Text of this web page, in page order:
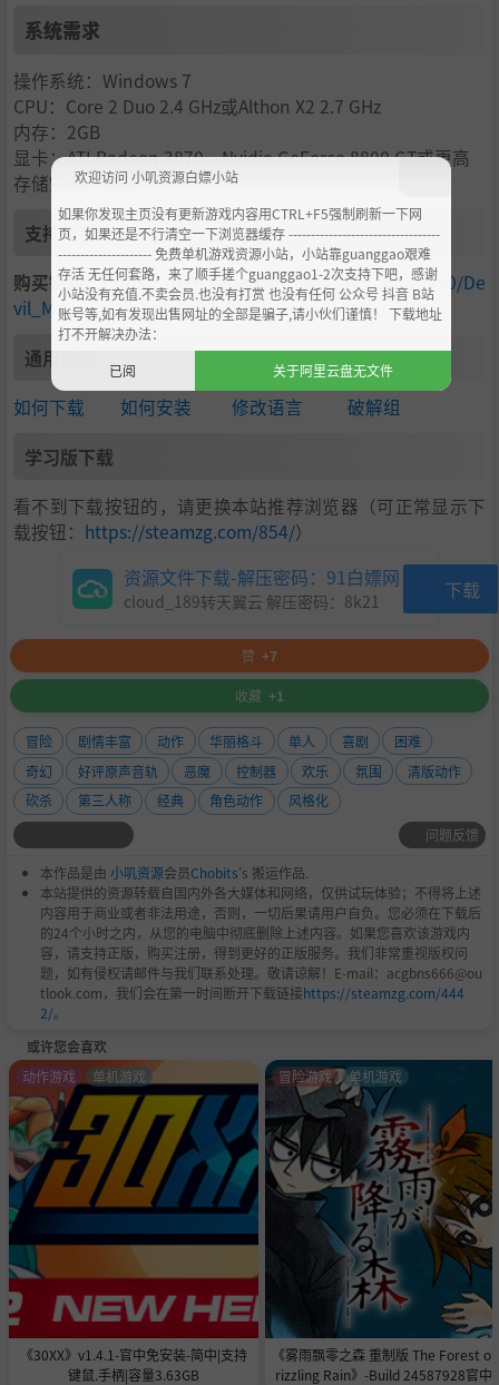
系统需求
操作系统：Windows 7
CPU：Core 2 Duo 2.4 GHz或Althon X2 2.7 GHz
内存：2GB
显卡：ATI Radeon 3870、Nvidia GeForce 8800 GT或更高
存储空间：1GB
支持作者
购买链接：https://store.steampowered.com/app/6550/De
vil_May_Cry_3_Special_Edition/
通用教程
如何下载 如何安装 修改语言 破解组
学习版下载
看不到下载按钮的，请更换本站推荐浏览器（可正常显示下
载按钮： https://steamzg.com/854/）
资源文件下载-解压密码：91白嫖网
cloud_189转天翼云 解压密码： 8k21 下载
赞 +7
收藏 +1
冒险 剧情丰富 动作 华丽格斗 单人 喜剧
困难
奇幻
好评原声音轨 恶魔 控制器 欢乐 氛围
清版动作
砍杀
第三人称 经典 角色动作
风格化
问题反馈
本作品是由 小叽资源会员Chobits's 搬运作品.
本站提供的资源转载自国内外各大媒体和网络，仅供试玩体验；不得将上述
内容用于商业或者非法用途，否则，一切后果请用户自负。您必须在下载后
的24个小时之内，从您的电脑中彻底删除上述内容。如果您喜欢该游戏内
容，请支持正版，购买注册，得到更好的正版服务。我们非常重视版权问
题，如有侵权请邮件与我们联系处理。敬请谅解！E-mail：acgbns666@ou
tlook.com，我们会在第一时间断开下载链接https://steamzg.com/444
2/。
或许您会喜欢
《30XX》v1.4.1-官中免安装-简中|支持
键鼠.手柄|容量3.63GB
动作游戏 单机游戏
《雾雨飘零之森 重制版 The Forest of
rizzling Rain》-Build 24587928官中
冒险游戏 单机游戏
欢迎访问 小叽资源白嫖小站
如果你发现主页没有更新游戏内容用CTRL+F5强制刷新一下网
页，如果还是不行清空一下浏览器缓存 ----------------------------------
--------------------- 免费单机游戏资源小站，小站靠guanggao艰难
存活 无任何套路，来了顺手搓个guanggao1-2次支持下吧，感谢
小站没有充值.不卖会员.也没有打赏 也没有任何 公众号 抖音 B站
账号等,如有发现出售网址的全部是骗子,请小伙们谨慎！ 下载地址
打不开解决办法：
已阅
关于阿里云盘无文件